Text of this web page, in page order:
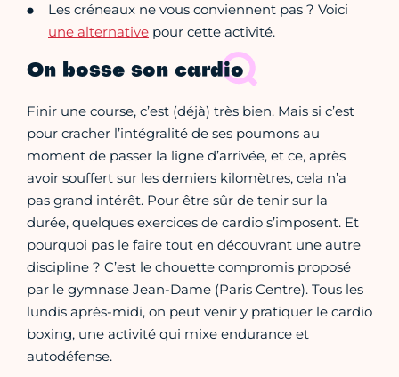
Les créneaux ne vous conviennent pas ? Voici
une alternative pour cette activité.
On bosse son cardio
Finir une course, c’est (déjà) très bien. Mais si c’est
pour cracher l’intégralité de ses poumons au
moment de passer la ligne d’arrivée, et ce, après
avoir souffert sur les derniers kilomètres, cela n’a
pas grand intérêt. Pour être sûr de tenir sur la
durée, quelques exercices de cardio s’imposent. Et
pourquoi pas le faire tout en découvrant une autre
discipline ? C’est le chouette compromis proposé
par le gymnase Jean-Dame (Paris Centre). Tous les
lundis après-midi, on peut venir y pratiquer le cardio
boxing, une activité qui mixe endurance et
autodéfense.